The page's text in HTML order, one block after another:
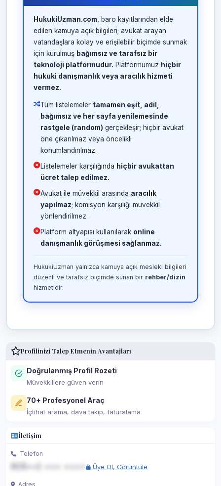
HukukiUzman.com , baro kayıtlarından elde
edilen kamuya açık bilgileri; avukat arayan
vatandaşlara kolay ve erişilebilir biçimde sunmak
için kurulmuş bağımsız ve tarafsız bir
teknoloji platformudur. Platformumuz hiçbir
hukuki danışmanlık veya aracılık hizmeti
vermez.
Tüm listelemeler tamamen eşit, adil,
bağımsız ve her sayfa yenilemesinde
rastgele (random) gerçekleşir; hiçbir avukat
öne çıkarılmaz veya öncelikli
konumlandırılmaz.
Listelemeler karşılığında hiçbir avukattan
ücret talep edilmez.
Avukat ile müvekkil arasında aracılık
yapılmaz; komisyon karşılığı müvekkil
yönlendirilmez.
Platform altyapısı kullanılarak online
danışmanlık görüşmesi sağlanmaz.
HukukiUzman yalnızca kamuya açık mesleki bilgileri
düzenli ve tarafsız biçimde sunan bir rehber/dizin
hizmetidir.
Profilinizi Talep Etmenin Avantajları
Doğrulanmış Profil Rozeti
Müvekkillere güven verin
70+ Profesyonel Araç
İçtihat arama, dava takip, faturalama
İletişim
Telefon
Üye Ol, Görüntüle
Adres